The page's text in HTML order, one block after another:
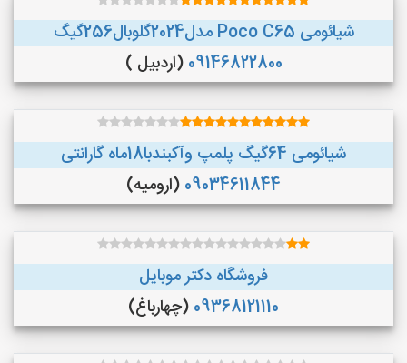
شیائومی Poco C65 مدل2024گلوبال256گیگ
09146822800 (اردبیل )
شیائومی 64گیگ پلمپ وآکبندبا18ماه گارانتی
09034611844 (ارومیه)
فروشگاه دکتر موبایل
09368121110 (چهارباغ)